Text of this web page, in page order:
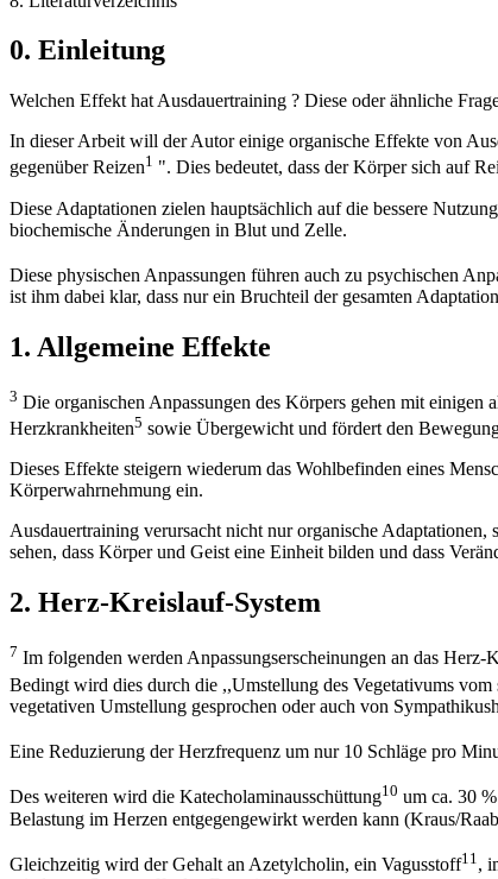
0. Einleitung
Welchen Effekt hat Ausdauertraining ? Diese oder ähnliche
In dieser Arbeit will der Autor einige organische Effekte von
gegenüber Reizen1 ". Dies bedeutet, dass der Körper sich auf
Diese Adaptationen zielen hauptsächlich auf die bessere
biochemische Änderungen in Blut und Zelle.
Diese physischen Anpassungen führen auch zu psychischen
ist ihm dabei klar, dass nur ein Bruchteil der gesamten
1. Allgemeine Effekte
3 Die organischen Anpassungen des Körpers gehen mit
Herzkrankheiten5 sowie Übergewicht und fördert den
Dieses Effekte steigern wiederum das Wohlbefinden eines
Körperwahrnehmung ein.
Ausdauertraining verursacht nicht nur organische
sehen, dass Körper und Geist eine Einheit bilden und dass
2. Herz-Kreislauf-System
7 Im folgenden werden Anpassungserscheinungen an das
Bedingt wird dies durch die ,,Umstellung des Vegetativums
vegetativen Umstellung gesprochen oder auch von
Eine Reduzierung der Herzfrequenz um nur 10 Schläge pro
Des weiteren wird die Katecholaminausschüttung10 um ca. 30
Belastung im Herzen entgegengewirkt werden kann (Kraus/
Gleichzeitig wird der Gehalt an Azetylcholin, ein Vagusstoff11 ,